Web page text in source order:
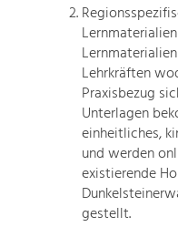
Lehrkräften
Praxisbezug
Unterlagen
einheitliches,
und werden
existierende
gestellt.